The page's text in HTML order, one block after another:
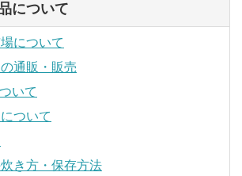
について
について
通販・販売
いて
ついて
き方・保存方法